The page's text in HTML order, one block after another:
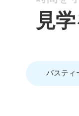
見
バスティ